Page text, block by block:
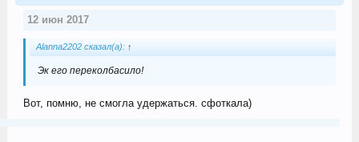
12 июн 2017
Alanna2202 сказал(а): ↑
Эк его переколбасило!
Вот, помню, не смогла удержаться. сфоткала)